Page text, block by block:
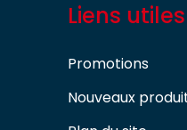
Liens utiles
Promotions
Nouveaux